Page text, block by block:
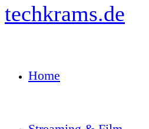
techkrams.de
Home